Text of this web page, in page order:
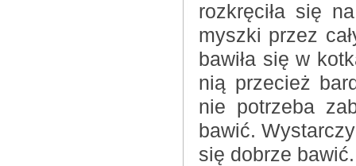
rozkręciła się
myszki przez
bawiła się w
nią przecież
nie potrzeba
bawić.
się dobrze bawić.